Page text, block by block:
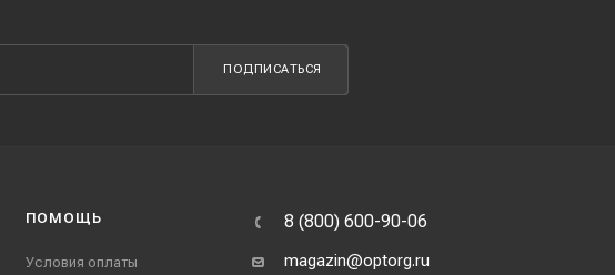
ПОДПИСАТЬСЯ
ПОМОЩЬ
Условия оплаты
8 (800) 600-90-06
magazin@optorg.ru